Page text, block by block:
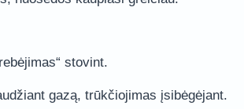
stovint.
gazą, trūkčiojimas įsibėgėjant.